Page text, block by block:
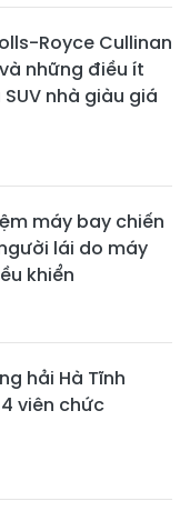
Royce Cullinan
những điều ít
nhà giàu giá
máy bay chiến
lái do máy
khiển
hải Hà Tĩnh
viên chức